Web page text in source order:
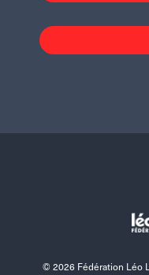
© 2026 Fédération Léo